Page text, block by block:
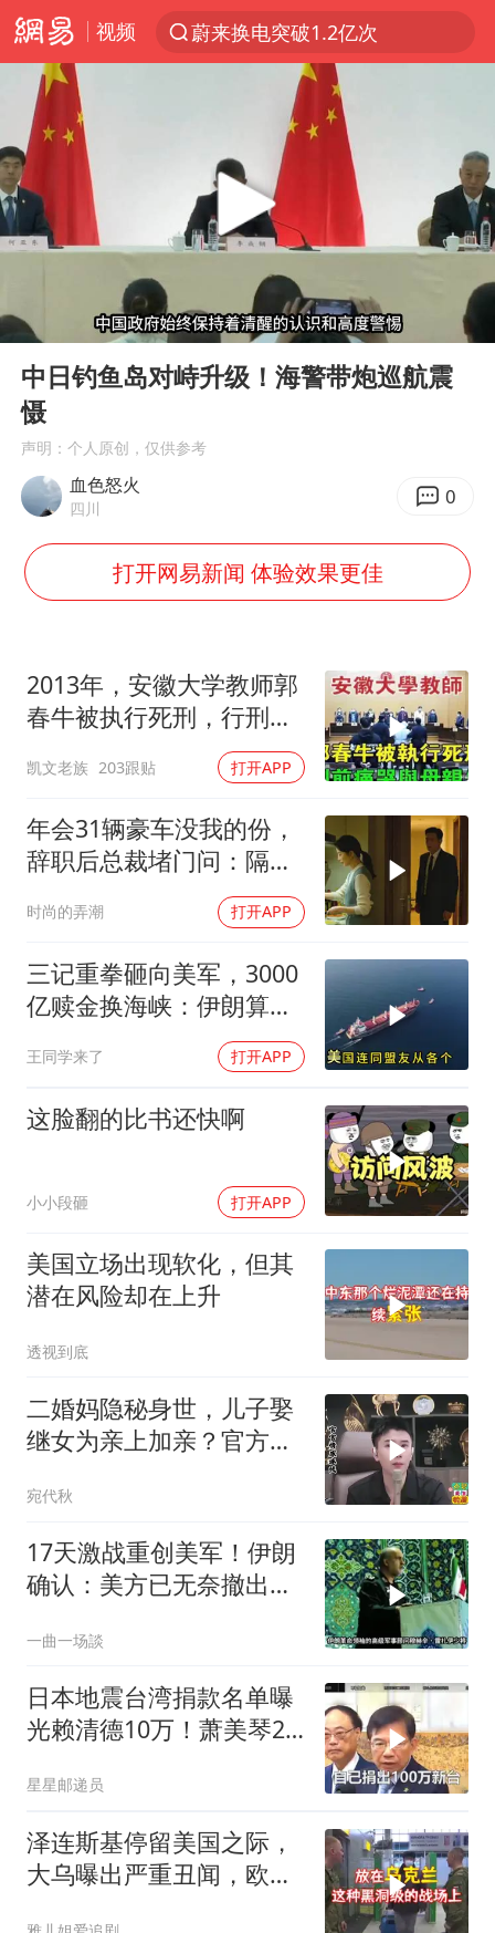
视频
蔚来换电突破1.2亿次
夜幕落下 运动上场
泸溪河：桃酥吃出金属牙冠视频不实
美国将对多晶硅衍生品加征15%关税
泰交通部副部长回应中国人遭歧视手势
俄称欧洲若想和平解决冲突应停止援乌
改名后的“青海拉面”店
女子开一天一夜空调后二氧化碳中毒
70多岁父亲独自坐车到上海看望女儿
“不建议大家买深色蛋糕”
985博士后被曝在妻子孕期出轨后续
公司“上四休三”但要降薪1000元
Play
中日钓鱼岛对峙升级！海警带炮巡航震
慑
声明：个人原创，仅供参考
血色怒火
四川 0
打开网易新闻 体验效果更佳
2013年，安徽大学教师郭
春牛被执行死刑，行刑前
凯文老族 203跟贴 打开APP
年会31辆豪车没我的份，
辞职后总裁堵门问：隔壁
时尚的弄潮 打开APP
三记重拳砸向美军，3000
亿赎金换海峡：伊朗算准
王同学来了 打开APP
这脸翻的比书还快啊
小小段砸 打开APP
美国立场出现软化，但其
潜在风险却在上升
透视到底
二婚妈隐秘身世，儿子娶
继女为亲上加亲？官方怒
宛代秋
17天激战重创美军！伊朗
确认：美方已无奈撤出两
一曲一场談
日本地震台湾捐款名单曝
光赖清德10万！萧美琴20
星星邮递员
泽连斯基停留美国之际，
大乌曝出严重丑闻，欧洲